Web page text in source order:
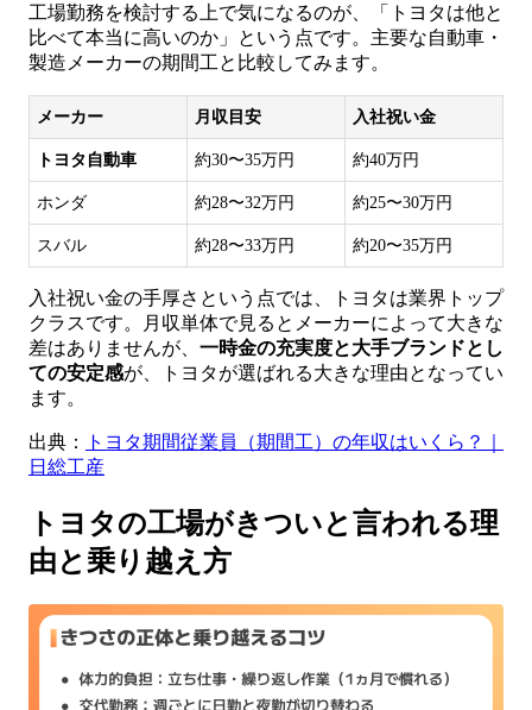
工場勤務を検討する上で気になるのが、「トヨタは他と
比べて本当に高いのか」という点です。主要な自動車・
製造メーカーの期間工と比較してみます。
メーカー 月収目安 入社祝い金
トヨタ自動車 約30〜35万円 約40万円
ホンダ 約28〜32万円 約25〜30万円
スバル 約28〜33万円 約20〜35万円
入社祝い金の手厚さという点では、トヨタは業界トップ
クラスです。月収単体で見るとメーカーによって大きな
差はありませんが、 一時金の充実度と大手ブランドとし
ての安定感が、トヨタが選ばれる大きな理由となってい
ます。
出典：
トヨタ期間従業員（期間工）の年収はいくら？｜
日総工産
トヨタの工場がきついと言われる理
由と乗り越え方